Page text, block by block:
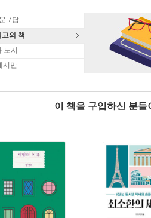
7답
의 책
도서
서만
이 책을 구입하신 분